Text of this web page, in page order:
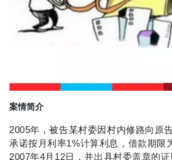
案情简介
2005年，被告某村委因村内修路向原
承诺按月利率1%计算利息，借款期限
2007年4月12日，并出具村委盖章的